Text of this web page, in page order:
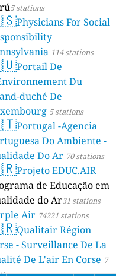
5 stations
Physicians For Social
114 stations
Portail De
Du
duché De
5 stations
Portugal -Agencia
Do Ambiente -
Do Ar 70 stations
Projeto EDUC.AIR
de Educação em
do Ar31 stations
Air 74221 stations
Qualitair Région
- Surveillance De La
De L'air En Corse 7